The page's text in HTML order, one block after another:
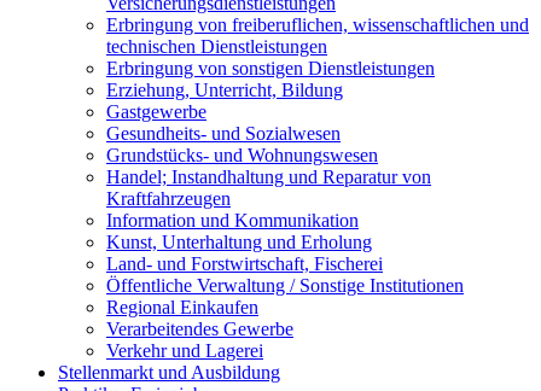
Erbringung von freiberuflichen, wissenschaftlichen und
technischen Dienstleistungen
Erbringung von sonstigen Dienstleistungen
Erziehung, Unterricht, Bildung
Gastgewerbe
Gesundheits- und Sozialwesen
Grundstücks- und Wohnungswesen
Handel; Instandhaltung und Reparatur von
Kraftfahrzeugen
Information und Kommunikation
Kunst, Unterhaltung und Erholung
Land- und Forstwirtschaft, Fischerei
Öffentliche Verwaltung / Sonstige Institutionen
Regional Einkaufen
Verarbeitendes Gewerbe
Verkehr und Lagerei
Stellenmarkt und Ausbildung